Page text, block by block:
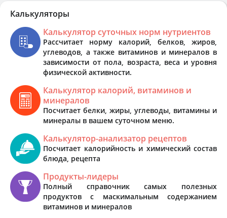
Калькуляторы
Калькулятор суточных норм нутриентов
Рассчитает норму калорий, белков, жиров,
углеводов, а также витаминов и минералов в
зависимости от пола, возраста, веса и уровня
физической активности.
Калькулятор калорий, витаминов и
минералов
Посчитает белки, жиры, углеводы, витамины и
минералы в вашем суточном меню.
Калькулятор-анализатор рецептов
Посчитает калорийность и химический состав
блюда, рецепта
Продукты-лидеры
Полный справочник самых полезных
продуктов с маскимальным содержанием
витаминов и минералов